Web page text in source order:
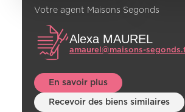
Votre agent Maisons Segonds
Alexa MAUREL
amaurel@maisons-
En savoir plus
Recevoir des biens similaires